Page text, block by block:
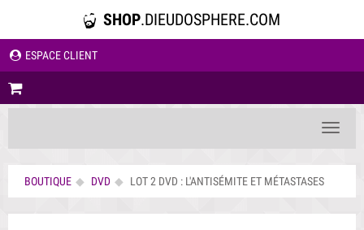
SHOP.DIEUDOSPHERE.COM
ESPACE CLIENT
Toggle
BOUTIQUE DVD LOT 2 DVD : L'ANTISÉMITE ET MÉTASTASES